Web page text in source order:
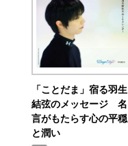
「ことだま」宿る羽生
結弦のメッセージ 名
言がもたらす心の平穏
と潤い